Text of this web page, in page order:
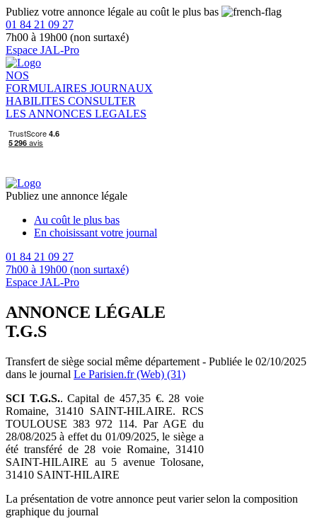
Publiez votre annonce légale au coût le plus bas
01 84 21 09 27
7h00 à 19h00 (non surtaxé)
Espace JAL-Pro
NOS
FORMULAIRES JOURNAUX
HABILITES CONSULTER
LES ANNONCES LEGALES
Publiez une annonce légale
Au coût le plus bas
En choisissant votre journal
01 84 21 09 27
7h00 à 19h00 (non surtaxé)
Espace JAL-Pro
ANNONCE LÉGALE
T.G.S
Transfert de siège social même département - Publiée le 02/10/2025
dans le journal Le Parisien.fr (Web) (31)
SCI T.G.S.. Capital de 457,35 €. 28 voie
Romaine, 31410 SAINT-HILAIRE. RCS
TOULOUSE 383 972 114. Par AGE du
28/08/2025 à effet du 01/09/2025, le siège a
été transféré de 28 voie Romaine, 31410
SAINT-HILAIRE au 5 avenue Tolosane,
31410 SAINT-HILAIRE
La présentation de votre annonce peut varier selon la composition
graphique du journal